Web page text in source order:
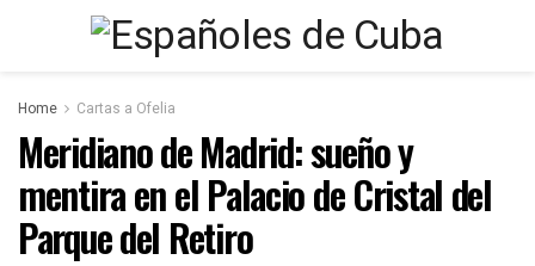
Home Cartas a Ofelia
Meridiano de Madrid: sueño y
mentira en el Palacio de Cristal del
Parque del Retiro